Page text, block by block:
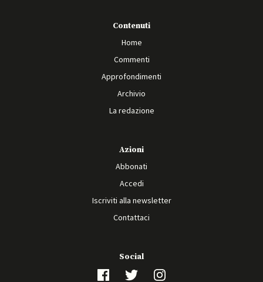
Contenuti
Home
Commenti
Approfondimenti
Archivio
La redazione
Azioni
Abbonati
Accedi
Iscriviti alla newsletter
Contattaci
Social